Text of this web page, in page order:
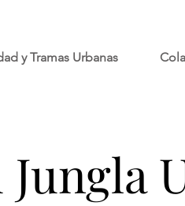
y Tramas Urbanas